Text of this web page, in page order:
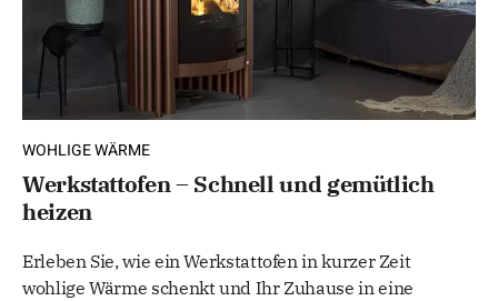
WOHLIGE WÄRME
Werkstattofen – Schnell und gemütlich
heizen
Erleben Sie, wie ein Werkstattofen in kurzer Zeit
wohlige Wärme schenkt und Ihr Zuhause in eine